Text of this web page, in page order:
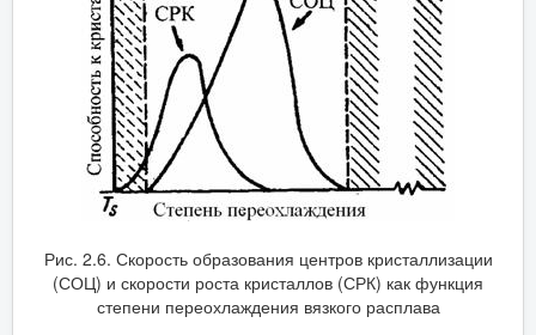
Рис. 2.6. Скорость образования центров кристаллизации
(СОЦ) и скорости роста кристаллов (СРК) как функция
степени переохлаждения вязкого расплава